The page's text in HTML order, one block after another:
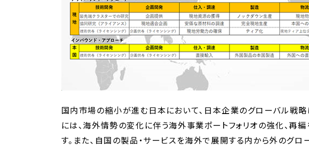
国内市場の縮小が進む日本において、日本企業のグローバル戦略
には、海外情勢の変化に伴う海外事業ポートフォリオの強化、再
す。また、自国の製品・サービスを海外で展開する内から外のグロ